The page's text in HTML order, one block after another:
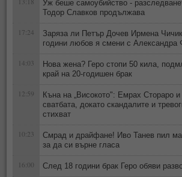
Уж беше самоубийство -
Тодор Славков продължава
17:24
Заряза ли Петър Дочев Ирмена
години любов я смени с Александра
14:03
Нова жена? Геро стопи 50 кила,
край на 20-годишен брак
12:59
Къна на „Високото": Емрах Стораро
сватбата, докато скандалите и
стихват
10:23
Смрад и драйфане! Иво Танев пил
за да си върне гласа
16:00 След 18 години брак Геро обяви